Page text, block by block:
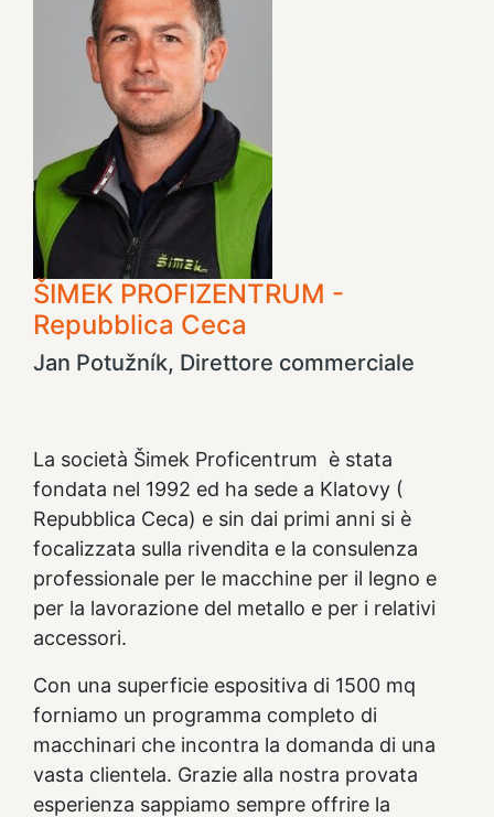
ŠIMEK PROFIZENTRUM -
Repubblica Ceca
Jan Potužník, Direttore commerciale
La società Šimek Proficentrum è stata
fondata nel 1992 ed ha sede a Klatovy (
Repubblica Ceca) e sin dai primi anni si è
focalizzata sulla rivendita e la consulenza
professionale per le macchine per il legno e
per la lavorazione del metallo e per i relativi
accessori.
Con una superficie espositiva di 1500 mq
forniamo un programma completo di
macchinari che incontra la domanda di una
vasta clientela. Grazie alla nostra provata
esperienza sappiamo sempre offrire la